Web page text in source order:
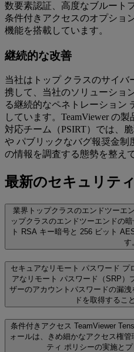
数要素認証、高度なブルート
条件付きアクセスのオプショ
機能を搭載しています。
継続的な改善
当社はトップ クラスのサイバ
携して、当社のソリューショ
る継続的なペネトレーション
しています。TeamViewer の
対応チーム（PSIRT）では、
や パブリックなバグ報奨金制
の情報を調査する態勢を整え
最新のセキュリテ
業界トップクラスのエンドツーエ
ップクラスのエンドツーエンドの
ト RSA キー暗号と 256 ビット
す
セキュアなリモート パスワード プ
アなリモート パスワード（SRP）
ザーのアカウントパスワードの漏
ドを取得するこ
条件付きアクセス TeamViewer
ォールは、きめ細かなアクセス権
ティ ポリシーの実施とプ